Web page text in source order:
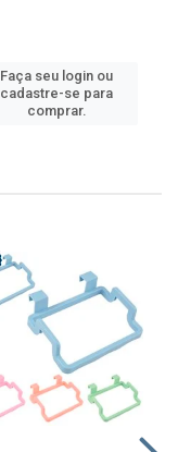
Faça seu login ou
cadastre-se para
comprar.